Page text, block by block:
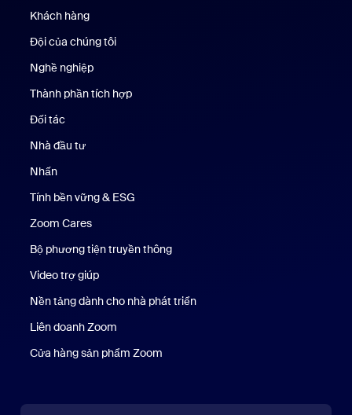
Khách hàng
Đội của chúng tôi
Nghề nghiệp
Thành phần tích hợp
Đối tác
Nhà đầu tư
Nhấn
Tính bền vững & ESG
Zoom Cares
Bộ phương tiện truyền thông
Video trợ giúp
Nền tảng dành cho nhà phát triển
Liên doanh Zoom
Cửa hàng sản phẩm Zoom